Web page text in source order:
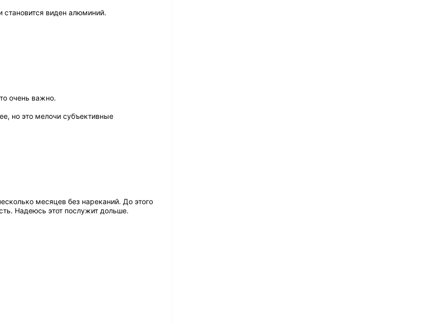
становится виден алюминий.
очень важно.
но это мелочи субъективные
месяцев без нареканий. До этого
Надеюсь этот послужит дольше.